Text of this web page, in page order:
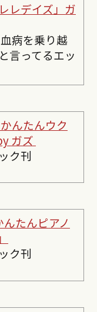
レデイズ」ガ
病を乗り越
言ってるエッ
んたんウク
ガズ
ク刊
たんピアノ
ク刊